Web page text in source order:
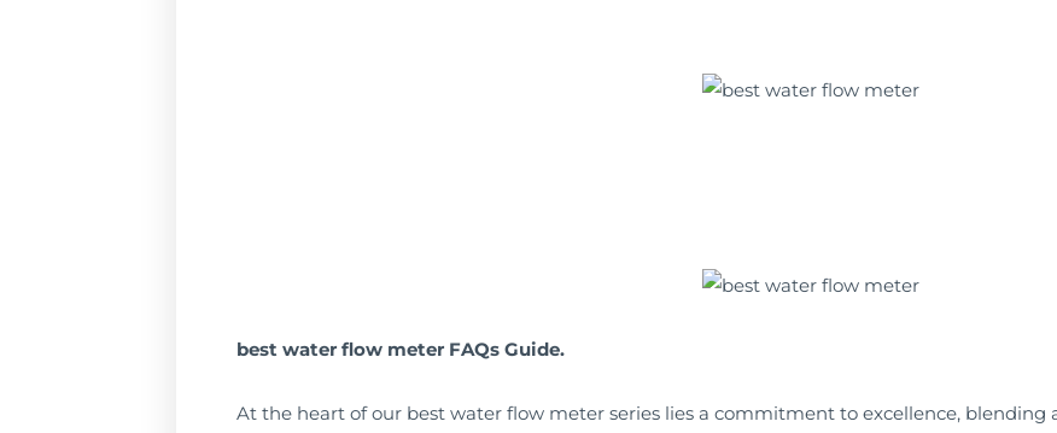
best water flow meter FAQs Guide.
At the heart of our best water flow meter series lies a commitment to excellence, blending